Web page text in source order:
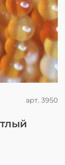
арт. 3950